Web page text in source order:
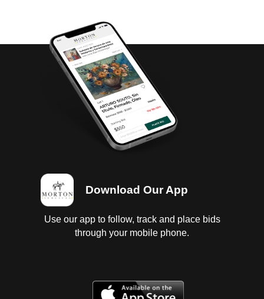
Download Our App
Use our app to follow, track and place bids
through your mobile phone.